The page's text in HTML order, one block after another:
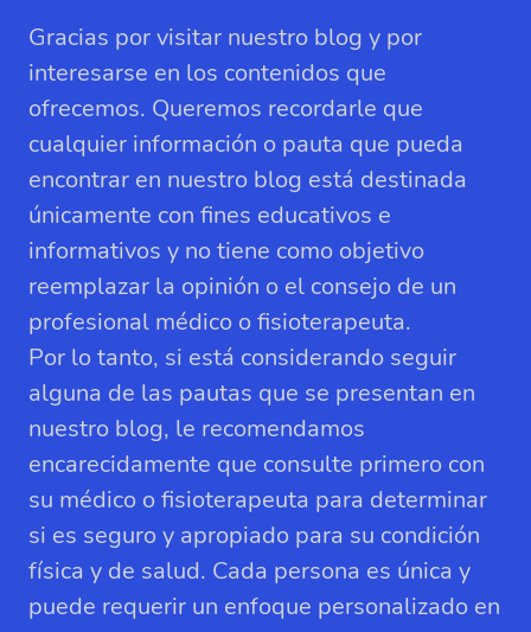
Gracias por visitar nuestro blog y por
interesarse en los contenidos que
ofrecemos. Queremos recordarle que
cualquier información o pauta que pueda
encontrar en nuestro blog está destinada
únicamente con fines educativos e
informativos y no tiene como objetivo
reemplazar la opinión o el consejo de un
profesional médico o fisioterapeuta.
Por lo tanto, si está considerando seguir
alguna de las pautas que se presentan en
nuestro blog, le recomendamos
encarecidamente que consulte primero con
su médico o fisioterapeuta para determinar
si es seguro y apropiado para su condición
física y de salud. Cada persona es única y
puede requerir un enfoque personalizado en